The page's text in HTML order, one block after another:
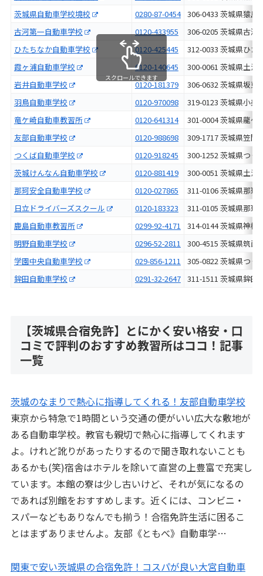
茨城県自動車学校境校
0280-87-0454 306-0433 茨城県猿島
古河第一自動車学校
0120-433955
306-0205 茨城県古河
ひたちなか自動車学校
0120-425445
312-0033 茨城県ひた
霞ヶ浦自動車学校
0120-140645
300-0061 茨城県土浦
岩井自動車学校
0120-181379
306-0632 茨城県坂東
羽鳥自動車学校
0120-970098
319-0123 茨城県小美
竜ケ崎自動車教習所
0120-641314
301-0004 茨城県龍ケ
友部自動車学校
0120-988698
309-1717 茨城県笠間
つくば自動車学校
0120-918245
300-1252 茨城県つく
茨城けんなん自動車学校
0120-881419
300-0051 茨城県土浦
那珂安全自動車学校
0120-027865
311-0106 茨城県那珂
日立ドライバーズスクール
0120-183323
311-0105 茨城県那珂
鹿島自動車教習所
0299-92-4171
314-0144 茨城県神栖
明野自動車学校
0296-52-2811
300-4515 茨城県筑西
学園中央自動車学校
029-856-1211
305-0822 茨城県つく
鉾田自動車学校
0291-32-2647 311-1511 茨城県鉾田
スクロールできます
【茨城県合宿免許】とにかく安い格安・口
コミで評判のおすすめ教習所はココ！記事
一覧
茨城のなまりで熱心に指導してくれる！友部自動車学校
東京から特急で1時間という交通の便がいい広大な敷地が
ある自動車学校。教官も親切で熱心に指導してくれます
よ。けれど訛りがあったりするので聞き取れないことも
あるかも(笑)宿舎はホテルを除いて直営の上豊富で充実し
ています。本館の寮は少し古いけど、それが気になるの
であれば別館をおすすめします。近くには、コンビニ・
スパーなどもありなんでも揃う！合宿免許生活に困るこ
とはまずありませんよ。友部《ともべ》自動車学…
関東で安い茨城県の合宿免許！コスパが良い大宮自動車